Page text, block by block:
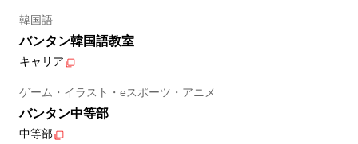
韓国語
バンタン韓国語教室
キャリア
ゲーム・イラスト・eスポーツ・アニメ
バンタン中等部
中等部